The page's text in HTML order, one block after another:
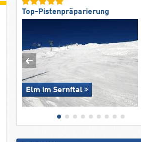
Top-Pistenpräparierung
Elm im Sernftal